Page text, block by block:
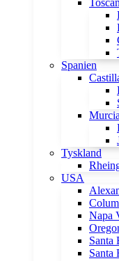
Spanien
Murcia
Tyskland
USA
Napa
Santa
Santa